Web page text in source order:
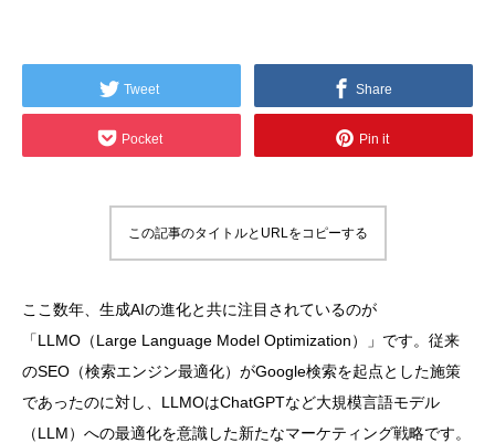
Tweet Share
Pocket Pin it
この記事のタイトルとURLをコピーする
ここ数年、生成AIの進化と共に注目されているのが
「LLMO（Large Language Model Optimization）」です。従来
のSEO（検索エンジン最適化）がGoogle検索を起点とした施策
であったのに対し、LLMOはChatGPTなど大規模言語モデル
（LLM）への最適化を意識した新たなマーケティング戦略です。